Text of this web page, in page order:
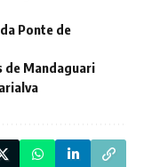
Ponte de
de Mandaguari